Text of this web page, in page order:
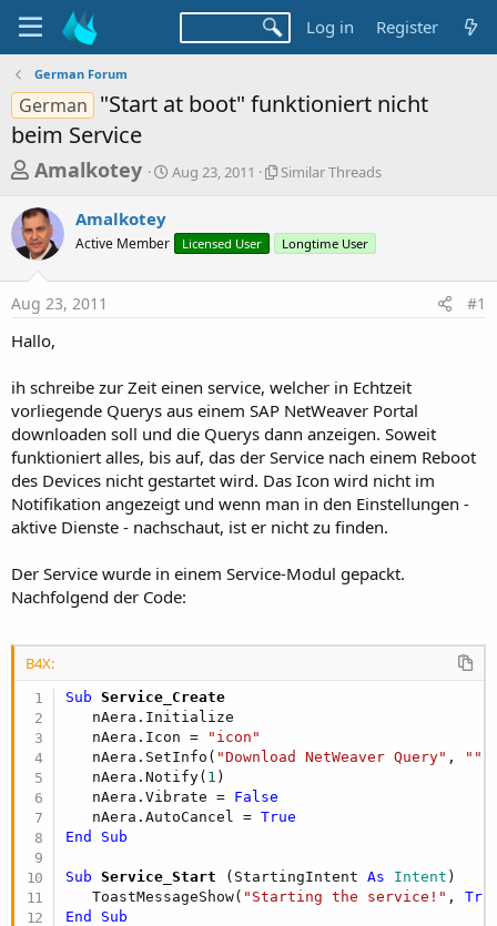
Log in Register
German Forum
German "Start at boot" funktioniert nicht
beim Service
T
r
e
a
d
s
a
r
t
e
r
Amalkotey
S
a
Aug 23, 2011
S
r
a
d
Similar Threads
Amalkotey
Active Member Licensed User Longtime User
Aug 23, 2011 #1
Hallo,
ih schreibe zur Zeit einen service, welcher in Echtzeit
vorliegende Querys aus einem SAP NetWeaver Portal
downloaden soll und die Querys dann anzeigen. Soweit
funktioniert alles, bis auf, das der Service nach einem Reboot
des Devices nicht gestartet wird. Das Icon wird nicht im
Notifikation angezeigt und wenn man in den Einstellungen -
aktive Dienste - nachschaut, ist er nicht zu finden.
Der Service wurde in einem Service-Modul gepackt.
Nachfolgend der Code:
B4X:
Sub Service_Create
   nAera.Initialize
   nAera.Icon =
"icon"
   nAera.SetInfo(
"Download NetWeaver Query" , ""
   nAera.Notify(
1 )
   nAera.Vibrate =
False
   nAera.AutoCancel =
True
End
Sub
Sub Service_Start (StartingIntent As Intent )
   ToastMessageShow(
"Starting the service!" ,
End
Sub